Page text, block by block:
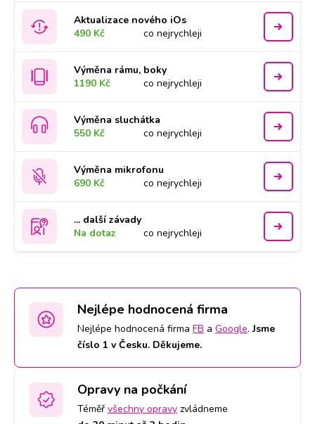
Aktualizace nového iOs
490 Kč
co nejrychleji
Výměna rámu, boky
1190 Kč
co nejrychleji
Výměna sluchátka
550 Kč
co nejrychleji
Výměna mikrofonu
690 Kč
co nejrychleji
... další závady
Na dotaz
co nejrychleji
Nejlépe hodnocená firma
Nejlépe hodnocená firma FB a Google.Jsme
číslo 1 v Česku. Děkujeme.
Opravy na počkání
Téměř všechny opravy zvládneme